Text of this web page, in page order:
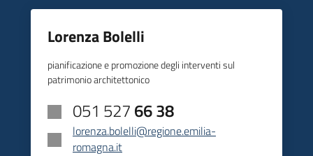
Lorenza Bolelli
pianificazione e promozione degli interventi sul
patrimonio architettonico
051 52766 38
lorenza.bolelli@regione.emilia-
romagna.it